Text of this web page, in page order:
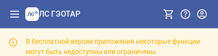
ЛС ГЭОТАР
В бесплатной версии приложения некоторые функции
могут быть недоступны или ограничены.